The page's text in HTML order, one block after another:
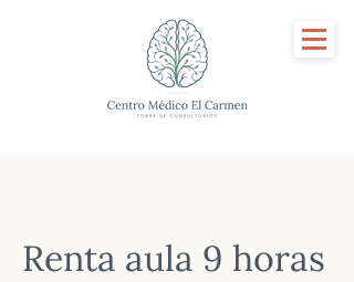
Renta aula 9 horas